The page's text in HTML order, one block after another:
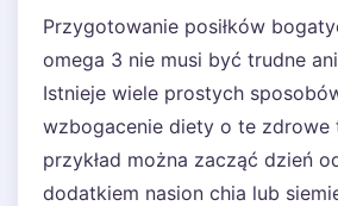
Przygotowanie posiłków
omega 3 nie musi być trudne
Istnieje wiele prostych
wzbogacenie diety o te zdrowe
przykład można zacząć dzień
dodatkiem nasion chia lub